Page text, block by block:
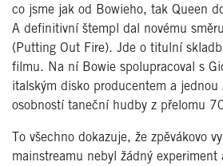
co jsme jak od Bowieho, tak Queen
A definitivní štempl dal novému
(Putting Out Fire). Jde o titulní
filmu. Na ní Bowie spolupracoval s
italským disko producentem a jednou
osobností taneční hudby z přelomu
To všechno dokazuje, že zpěvákovo
mainstreamu nebyl žádný